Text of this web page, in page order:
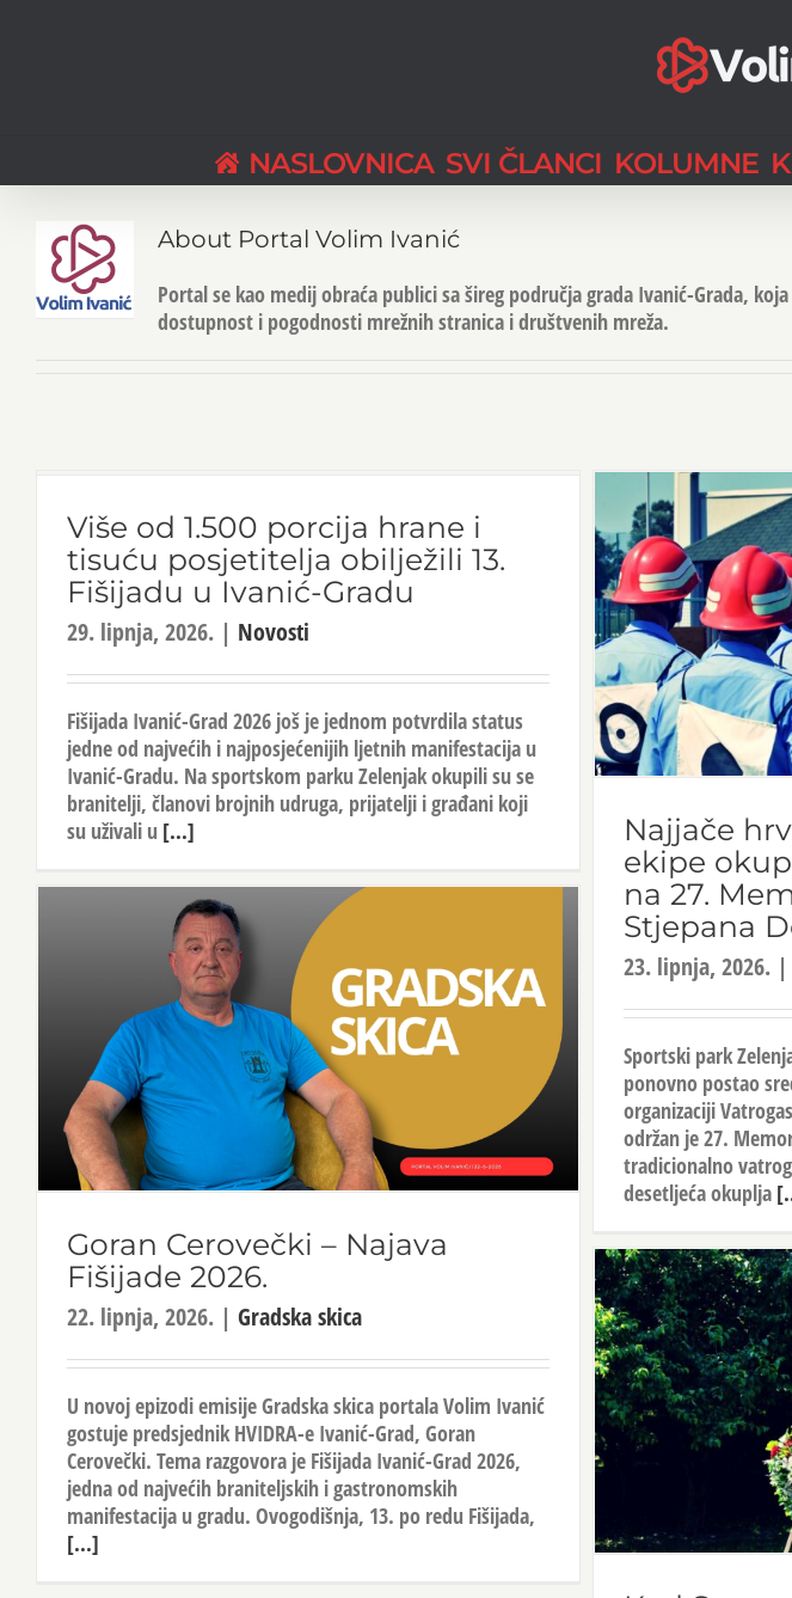
NASLOVNICA SVI ČLANCI KOLUMNE
About Portal Volim Ivanić
Portal se kao medij obraća publici sa šireg područja grada Ivanić-Grada,
dostupnost i pogodnosti mrežnih stranica i društvenih mreža.
Više od 1.500 porcija hrane i
tisuću posjetitelja obilježili 13.
Fišijadu u Ivanić-Gradu
29. lipnja, 2026. | Novosti
Fišijada Ivanić-Grad 2026 još je jednom potvrdila status
jedne od najvećih i najposjećenijih ljetnih manifestacija u
Ivanić-Gradu. Na sportskom parku Zelenjak okupili su se
branitelji, članovi brojnih udruga, prijatelji i građani koji
su uživali u [...]
Najjače
ekipe
na 27.
Stjepana
23. lipnja, 2026. |
Sportski park
ponovno postao
organizaciji
održan je 27.
tradicionalno
desetljeća okuplja
Goran Cerovečki – Najava
Fišijade 2026.
22. lipnja, 2026. | Gradska skica
U novoj epizodi emisije Gradska skica portala Volim Ivanić
gostuje predsjednik HVIDRA-e Ivanić-Grad, Goran
Cerovečki. Tema razgovora je Fišijada Ivanić-Grad 2026,
jedna od najvećih braniteljskih i gastronomskih
manifestacija u gradu. Ovogodišnja, 13. po redu Fišijada,
[...]